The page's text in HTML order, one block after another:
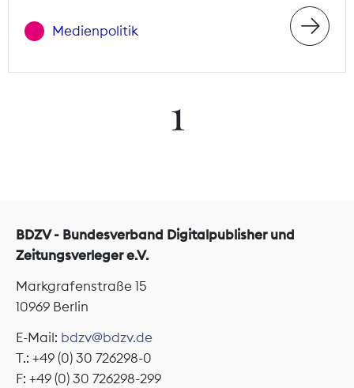
Medienpolitik
1
BDZV - Bundesverband Digitalpublisher und
Zeitungsverleger e.V.
Markgrafenstraße 15
10969 Berlin
E-Mail: bdzv@bdzv.de
T.: +49 (0) 30 726298-0
F: +49 (0) 30 726298-299